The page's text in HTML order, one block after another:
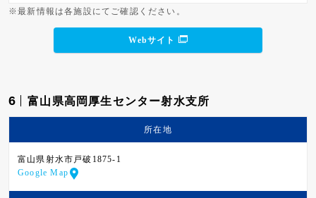
※最新情報は各施設にてご確認ください。
Webサイト
6 富山県高岡厚生センター射水支所
所在地
富山県射水市戸破1875-1
Google Map